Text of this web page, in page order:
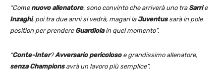
“Come nuovo allenatore, sono convinto che arriverà uno tra Sarrie
Inzaghi, poi tra due anni si vedrà, magari la Juventussarà in pole
position per prendere Guardiolain quel momento”.
“Conte-Inter?Avversario pericolosoe grandissimo allenatore,
senza Championsavrà un lavoro più semplice”.